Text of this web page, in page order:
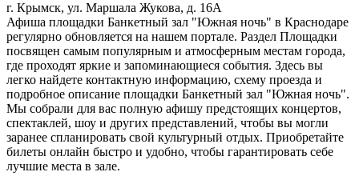
г. Крымск, ул. Маршала Жукова, д. 16А
Афиша площадки Банкетный зал "Южная ночь" в Краснодаре
регулярно обновляется на нашем портале. Раздел Площадки
посвящен самым популярным и атмосферным местам города,
где проходят яркие и запоминающиеся события. Здесь вы
легко найдете контактную информацию, схему проезда и
подробное описание площадки Банкетный зал "Южная ночь".
Мы собрали для вас полную афишу предстоящих концертов,
спектаклей, шоу и других представлений, чтобы вы могли
заранее спланировать свой культурный отдых. Приобретайте
билеты онлайн быстро и удобно, чтобы гарантировать себе
лучшие места в зале.